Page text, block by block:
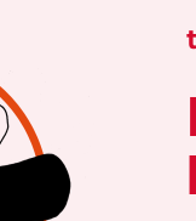
Tobias Müller
nach Hause